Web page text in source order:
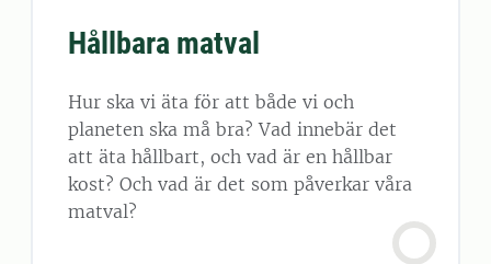
Hållbara matval
Hur ska vi äta för att både vi och
planeten ska må bra? Vad innebär det
att äta hållbart, och vad är en hållbar
kost? Och vad är det som påverkar våra
matval?